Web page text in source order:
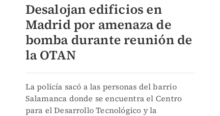
Desalojan edificios en
Madrid por amenaza de
bomba durante reunión de
la OTAN
La policía sacó a las personas del barrio
Salamanca donde se encuentra el Centro
para el Desarrollo Tecnológico y la